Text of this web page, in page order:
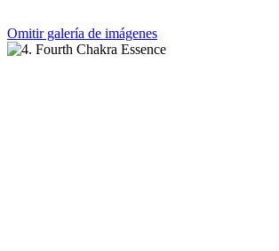
Omitir galería de imágenes